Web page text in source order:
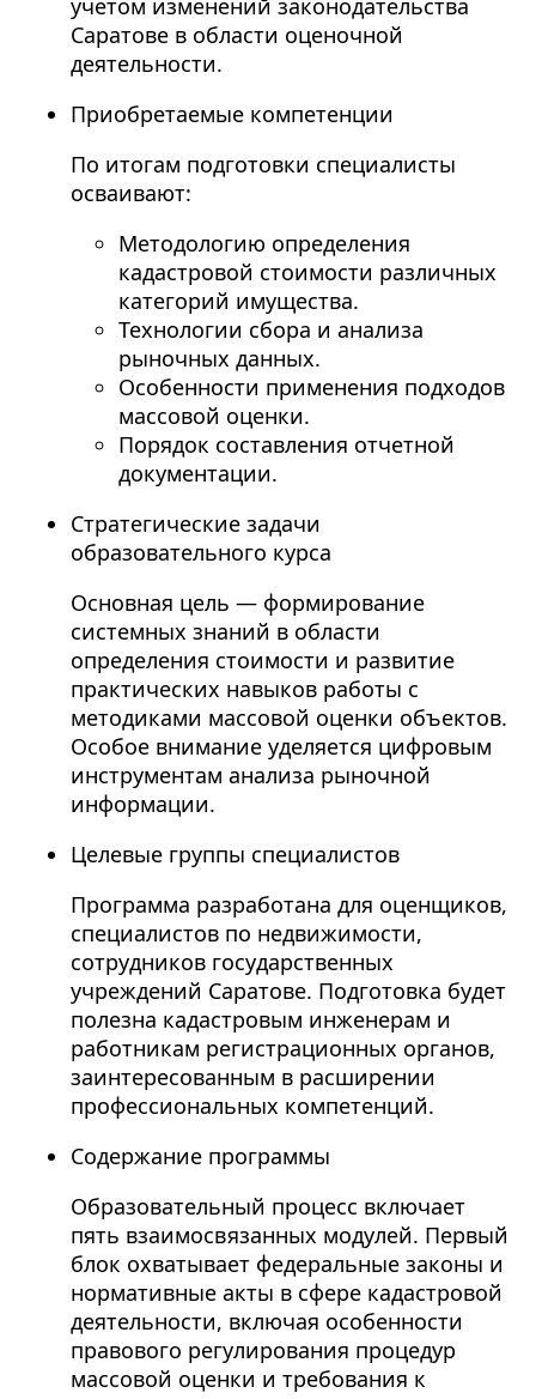
учетом изменений законодательства
Саратове в области оценочной
деятельности.
Приобретаемые компетенции
По итогам подготовки специалисты
осваивают:
Методологию определения
кадастровой стоимости различных
категорий имущества.
Технологии сбора и анализа
рыночных данных.
Особенности применения подходов
массовой оценки.
Порядок составления отчетной
документации.
Стратегические задачи
образовательного курса
Основная цель — формирование
системных знаний в области
определения стоимости и развитие
практических навыков работы с
методиками массовой оценки объектов.
Особое внимание уделяется цифровым
инструментам анализа рыночной
информации.
Целевые группы специалистов
Программа разработана для оценщиков,
специалистов по недвижимости,
сотрудников государственных
учреждений Саратове. Подготовка будет
полезна кадастровым инженерам и
работникам регистрационных органов,
заинтересованным в расширении
профессиональных компетенций.
Содержание программы
Образовательный процесс включает
пять взаимосвязанных модулей. Первый
блок охватывает федеральные законы и
нормативные акты в сфере кадастровой
деятельности, включая особенности
правового регулирования процедур
массовой оценки и требования к